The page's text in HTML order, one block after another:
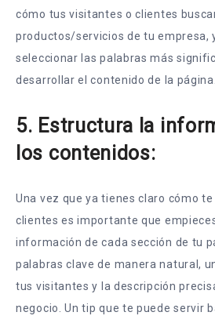
cómo tus visitantes o clientes
productos/servicios de tu empresa,
seleccionar las palabras más
desarrollar el contenido de la página.
5. Estructura la
los contenidos:
Una vez que ya tienes claro cómo
clientes es importante que
información de cada sección de tu
palabras clave de manera natural,
tus visitantes y la descripción
negocio. Un tip que te puede servir